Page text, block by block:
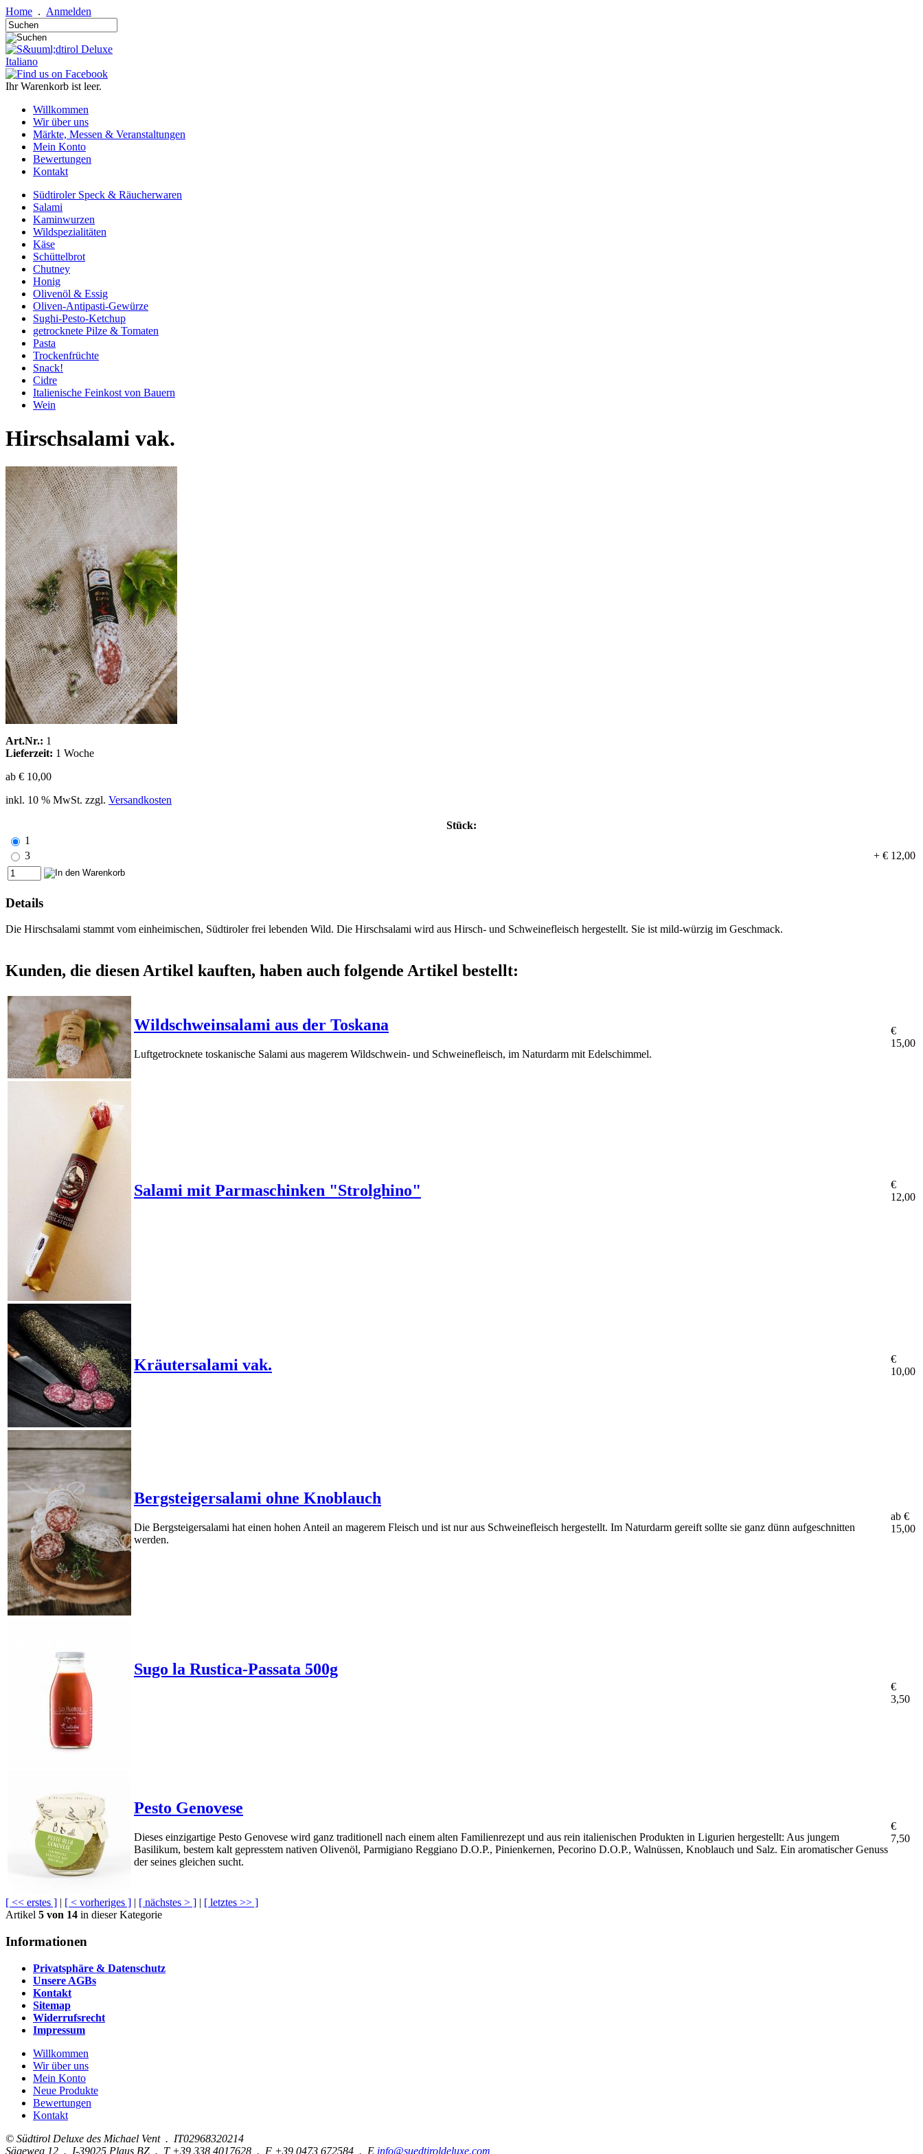
Home . Anmelden
Italiano
Ihr Warenkorb ist leer.
Willkommen
Wir über uns
Märkte, Messen & Veranstaltungen
Mein Konto
Bewertungen
Kontakt
Südtiroler Speck & Räucherwaren
Salami
Kaminwurzen
Wildspezialitäten
Käse
Schüttelbrot
Chutney
Honig
Olivenöl & Essig
Oliven-Antipasti-Gewürze
Sughi-Pesto-Ketchup
getrocknete Pilze & Tomaten
Pasta
Trockenfrüchte
Snack!
Cidre
Italienische Feinkost von Bauern
Wein
Hirschsalami vak.
Art.Nr.: 1
Lieferzeit: 1 Woche
ab € 10,00
inkl. 10 % MwSt. zzgl. Versandkosten
Stück:
1
3
+ € 12,00
Details
Die Hirschsalami stammt vom einheimischen, Südtiroler frei lebenden Wild. Die Hirschsalami wird aus Hirsch- und Schweinefleisch hergestellt. Sie ist mild-würzig im Geschmack.
Kunden, die diesen Artikel kauften, haben auch folgende Artikel bestellt:
Wildschweinsalami aus der Toskana
Luftgetrocknete toskanische Salami aus magerem Wildschwein- und Schweinefleisch, im Naturdarm mit Edelschimmel.
€
15,00
Salami mit Parmaschinken "Strolghino"
€
12,00
Kräutersalami vak.
€
10,00
Bergsteigersalami ohne Knoblauch
Die Bergsteigersalami hat einen hohen Anteil an magerem Fleisch und ist nur aus Schweinefleisch hergestellt. Im Naturdarm gereift sollte sie ganz dünn aufgeschnitten
werden.
ab €
15,00
Sugo la Rustica-Passata 500g
€
3,50
Pesto Genovese
Dieses einzigartige Pesto Genovese wird ganz traditionell nach einem alten Familienrezept und aus rein italienischen Produkten in Ligurien hergestellt: Aus jungem
Basilikum, bestem kalt gepresstem nativen Olivenöl, Parmigiano Reggiano D.O.P., Pinienkernen, Pecorino D.O.P., Walnüssen, Knoblauch und Salz. Ein aromatischer Genuss
der seines gleichen sucht.
€
7,50
[ << erstes ] | [ < vorheriges ] | [ nächstes > ] | [ letztes >> ]
Artikel 5 von 14 in dieser Kategorie
Informationen
Privatsphäre & Datenschutz
Unsere AGBs
Kontakt
Sitemap
Widerrufsrecht
Impressum
Willkommen
Wir über uns
Mein Konto
Neue Produkte
Bewertungen
Kontakt
© Südtirol Deluxe des Michael Vent . IT02968320214
Sägeweg 12 . I-39025 Plaus BZ . T +39 338 4017628 . F +39 0473 672584 . E info@suedtiroldeluxe.com